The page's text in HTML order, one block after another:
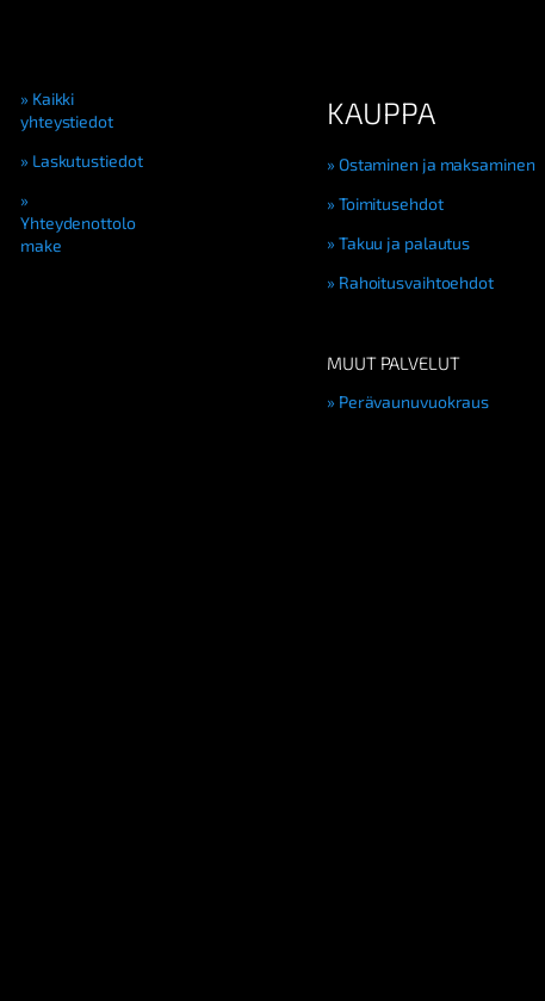
Kaikki
yhteystiedot
Laskutustiedot
Yhteydenottolo
make
KAUPPA
Ostaminen ja maksaminen
Toimitusehdot
Takuu ja palautus
Rahoitusvaihtoehdot
MUUT PALVELUT
Perävaunuvuokraus